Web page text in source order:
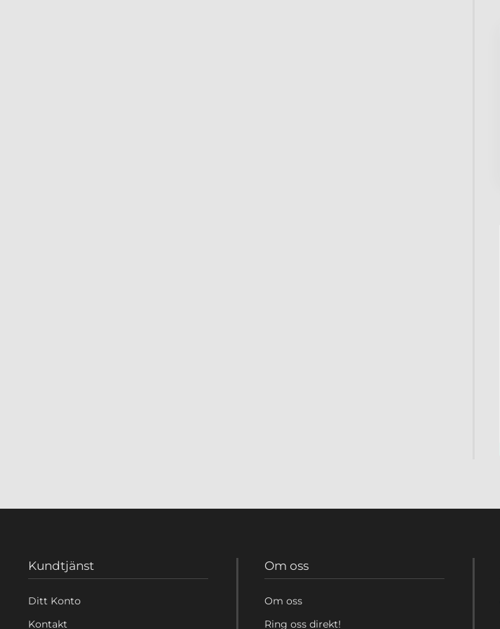
Kundtjänst
Ditt Konto
Kontakt
Om oss
Om oss
Ring oss direkt!